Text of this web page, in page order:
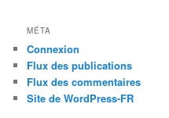
MÉTA
Connexion
Flux des publications
Flux des commentaires
Site de WordPress-FR